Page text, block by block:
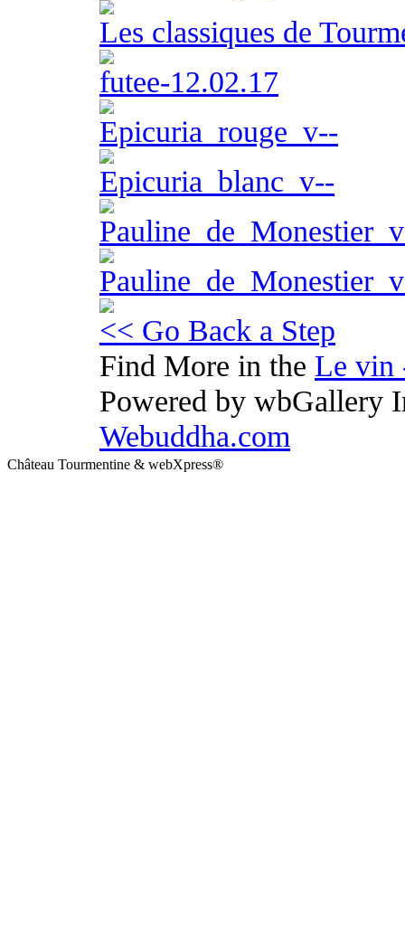
Les classiques de
futee-12.02.17
Epicuria_rouge_v--
Epicuria_blanc_v--
<< Go Back a Step
Find More in the Le vin
Powered by wbGallery
Webuddha.com
Château Tourmentine & webXpress®